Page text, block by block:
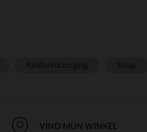
VIND MIJN WINKEL